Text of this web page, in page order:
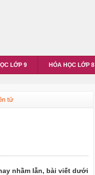
LỚP 9 HÓA HỌC LỚP 8
tử
nhầm lẫn, bài viết dưới